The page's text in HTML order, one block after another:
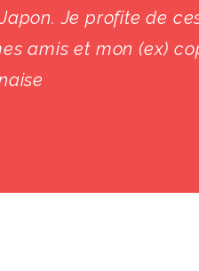
Je profite de
amis et mon (ex)